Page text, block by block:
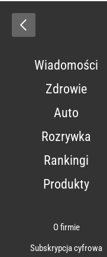
Wiadomości
Zdrowie
Auto
Rozrywka
Rankingi
Produkty
O firmie
Subskrypcja cyfrowa